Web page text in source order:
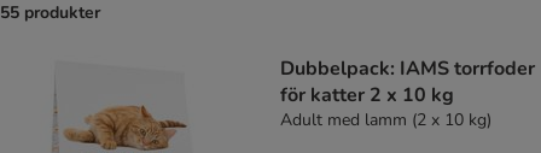
55 produkter
Dubbelpack: IAMS torrfoder
för katter 2 x 10 kg
Adult med lamm (2 x 10 kg)